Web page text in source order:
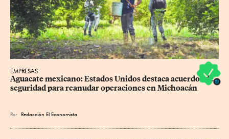
EMPRESAS
Aguacate mexicano: Estados Unidos destaca acuerdos de
seguridad para reanudar operaciones en Michoacán
Por Redacción El Economista